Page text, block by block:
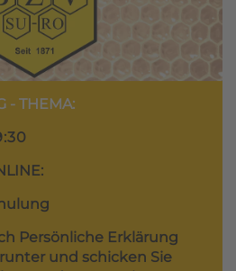
- THEMA:
Persönliche Erklärung
und schicken Sie